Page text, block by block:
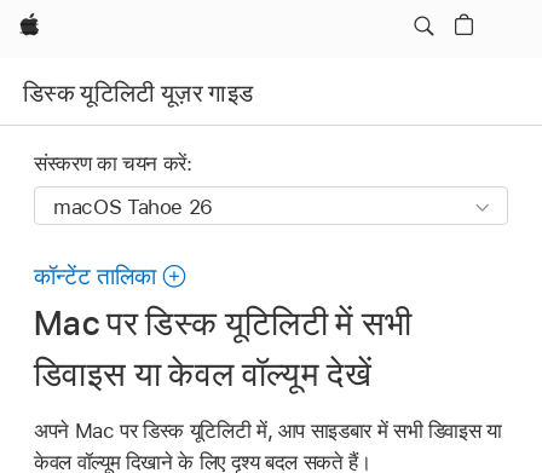
Apple
डिस्क यूटिलिटी यूज़र गाइड
संस्करण का चयन करें:
कॉन्टेंट तालिका
Mac पर डिस्क यूटिलिटी में सभी
डिवाइस या केवल वॉल्यूम देखें
अपने Mac पर डिस्क यूटिलिटी में, आप साइडबार में सभी डिवाइस या
केवल वॉल्यूम दिखाने के लिए दृश्य बदल सकते हैं।